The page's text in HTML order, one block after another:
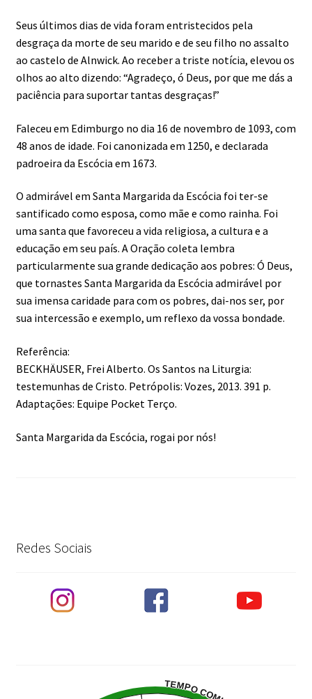
Seus últimos dias de vida foram entristecidos pela
desgraça da morte de seu marido e de seu filho no assalto
ao castelo de Alnwick. Ao receber a triste notícia, elevou os
olhos ao alto dizendo: “Agradeço, ó Deus, por que me dás a
paciência para suportar tantas desgraças!”
Faleceu em Edimburgo no dia 16 de novembro de 1093, com
48 anos de idade. Foi canonizada em 1250, e declarada
padroeira da Escócia em 1673.
O admirável em Santa Margarida da Escócia foi ter-se
santificado como esposa, como mãe e como rainha. Foi
uma santa que favoreceu a vida religiosa, a cultura e a
educação em seu país. A Oração coleta lembra
particularmente sua grande dedicação aos pobres: Ó Deus,
que tornastes Santa Margarida da Escócia admirável por
sua imensa caridade para com os pobres, dai-nos ser, por
sua intercessão e exemplo, um reflexo da vossa bondade.
Referência:
BECKHÄUSER, Frei Alberto. Os Santos na Liturgia:
testemunhas de Cristo. Petrópolis: Vozes, 2013. 391 p.
Adaptações: Equipe Pocket Terço.
Santa Margarida da Escócia, rogai por nós!
Redes Sociais